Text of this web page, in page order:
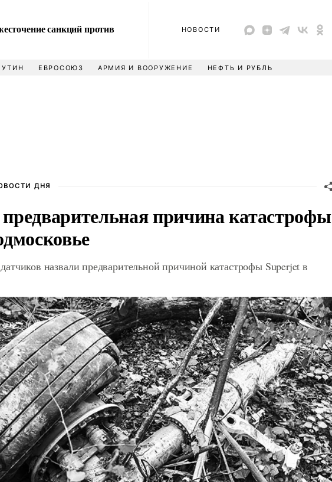
санкций против
НОВОСТИ
ЕВРОСОЮЗ АРМИЯ И ВООРУЖЕНИЕ НЕФТЬ И РУБЛЬ
ДНЯ
причина катастрофы
назвали предварительной причиной катастрофы Superjet в